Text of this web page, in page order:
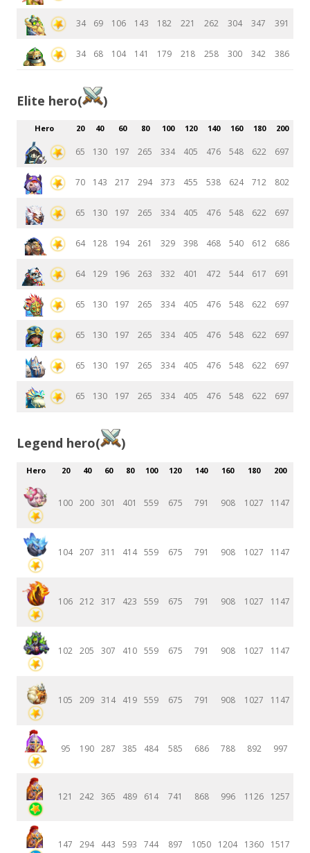
34 69 106 143 182 221 262 304 347 391
34 68 104 141 179 218 258 300 342 386
Elite hero( )
Hero 20 40 60 80 100 120 140 160 180 200
65 130 197 265 334 405 476 548 622 697
70 143 217 294 373 455 538 624 712 802
65 130 197 265 334 405 476 548 622 697
64 128 194 261 329 398 468 540 612 686
64 129 196 263 332 401 472 544 617 691
65 130 197 265 334 405 476 548 622 697
65 130 197 265 334 405 476 548 622 697
65 130 197 265 334 405 476 548 622 697
65 130 197 265 334 405 476 548 622 697
Legend hero( )
Hero 20 40 60 80 100 120 140 160 180 200
100 200 301 401 559 675 791 908 1027 1147
104 207 311 414 559 675 791 908 1027 1147
106 212 317 423 559 675 791 908 1027 1147
102 205 307 410 559 675 791 908 1027 1147
105 209 314 419 559 675 791 908 1027 1147
95 190 287 385 484 585 686 788 892 997
121 242 365 489 614 741 868 996 1126 1257
147 294 443 593 744 897 1050 1204 1360 1517